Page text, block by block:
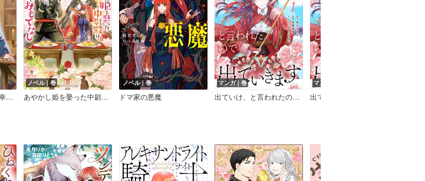
ヴィオラ・ウォールが幸せになるために必要な3つの法律
ノベル｜巻
あやかし姫を娶った中尉殿は、西洋料理でおもてなし
ノベル｜巻
ドマ家の悪魔
マンガ｜巻
出ていけ、と言われたので出ていきます【電子単行本版】
マンガ｜話